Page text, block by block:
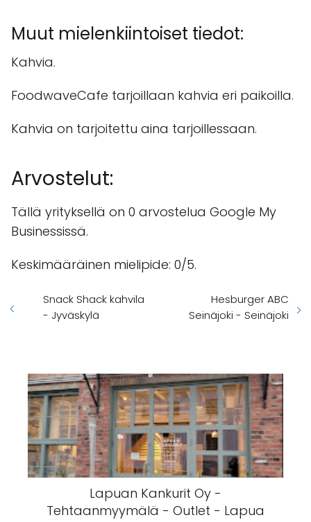
Muut mielenkiintoiset tiedot:
Kahvia.
FoodwaveCafe tarjoillaan kahvia eri paikoilla.
Kahvia on tarjoitettu aina tarjoillessaan.
Arvostelut:
Tällä yrityksellä on 0 arvostelua Google My
Businessissä.
Keskimääräinen mielipide: 0/5.
Snack Shack kahvila
- Jyväskylä
Hesburger ABC
Seinäjoki - Seinäjoki
Lapuan Kankurit Oy -
Tehtaanmyymälä - Outlet - Lapua